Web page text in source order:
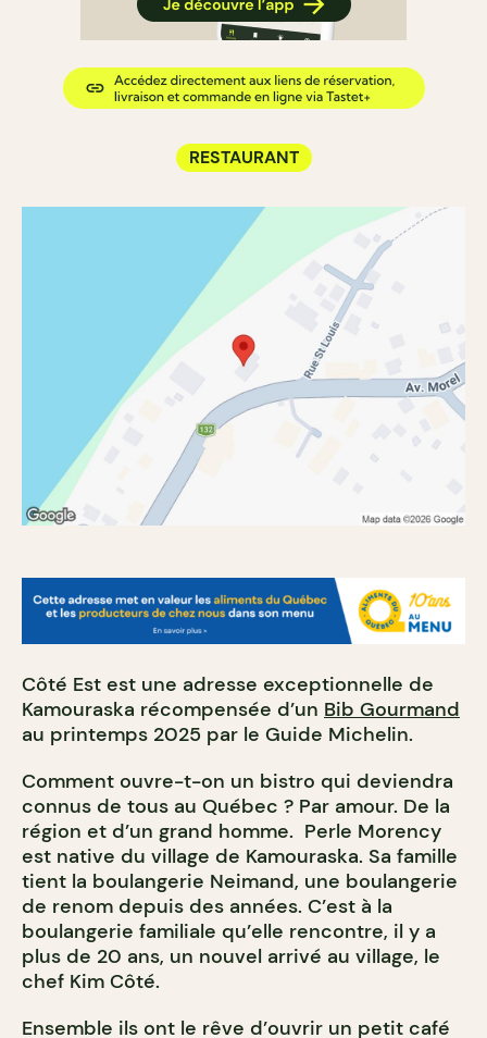
RESTAURANT
Côté Est est une adresse exceptionnelle de
Kamouraska récompensée d’un Bib Gourmand
au printemps 2025 par le Guide Michelin.
Comment ouvre-t-on un bistro qui deviendra
connus de tous au Québec ? Par amour. De la
région et d’un grand homme. Perle Morency
est native du village de Kamouraska. Sa famille
tient la boulangerie Neimand, une boulangerie
de renom depuis des années. C’est à la
boulangerie familiale qu’elle rencontre, il y a
plus de 20 ans, un nouvel arrivé au village, le
chef Kim Côté.
Ensemble ils ont le rêve d’ouvrir un petit café